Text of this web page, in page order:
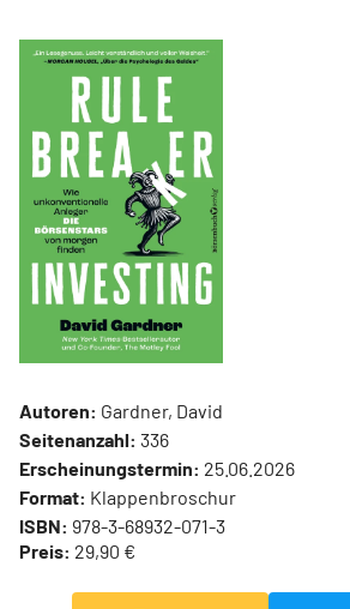
Autoren: Gardner, David
Seitenanzahl: 336
Erscheinungstermin: 25.06.2026
Format: Klappenbroschur
ISBN: 978-3-68932-071-3
Preis: 29,90 €